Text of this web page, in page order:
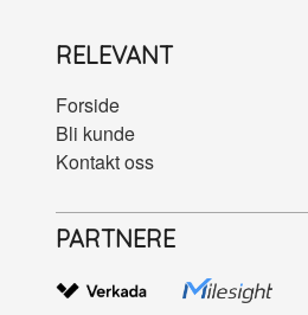
RELEVANT
Forside
Bli kunde
Kontakt oss
PARTNERE